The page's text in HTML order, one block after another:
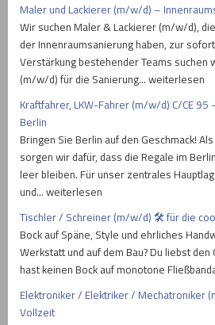
Maler und Lackierer (m/w/d) –
Wir suchen Maler & Lackierer (m/w/d),
der Innenraumsanierung haben, zur
Verstärkung bestehender Teams suchen
(m/w/d) für die Sanierung… weiterlesen
Kraftfahrer, LKW-Fahrer (m/w/d) C/CE
Berlin
Bringen Sie Berlin auf den Geschmack!
sorgen wir dafür, dass die Regale im
leer bleiben. Für unser zentrales
und… weiterlesen
Tischler / Schreiner (m/w/d) 🛠️ für die
Bock auf Späne, Style und ehrliches
Werkstatt und auf dem Bau? Du liebst
hast keinen Bock auf monotone
Elektroniker / Elektriker / Mechatroniker
Vollzeit